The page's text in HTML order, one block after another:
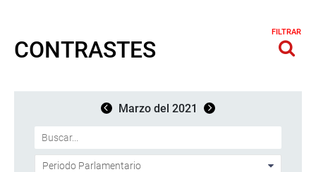
CONTRASTES
FILTRAR
Marzo del 2021